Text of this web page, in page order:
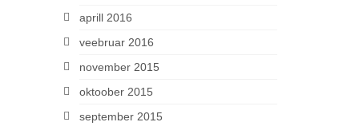
aprill 2016
veebruar 2016
november 2015
oktoober 2015
september 2015